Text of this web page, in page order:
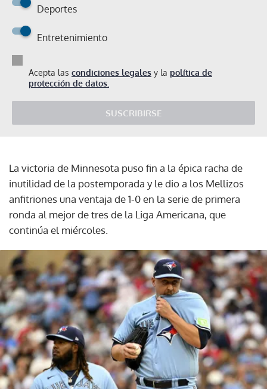
Deportes
Entretenimiento
Acepta las condiciones legales y la política de
protección de datos.
SUSCRIBIRSE
La victoria de Minnesota puso fin a la épica racha de
inutilidad de la postemporada y le dio a los Mellizos
anfitriones una ventaja de 1-0 en la serie de primera
ronda al mejor de tres de la Liga Americana, que
continúa el miércoles.